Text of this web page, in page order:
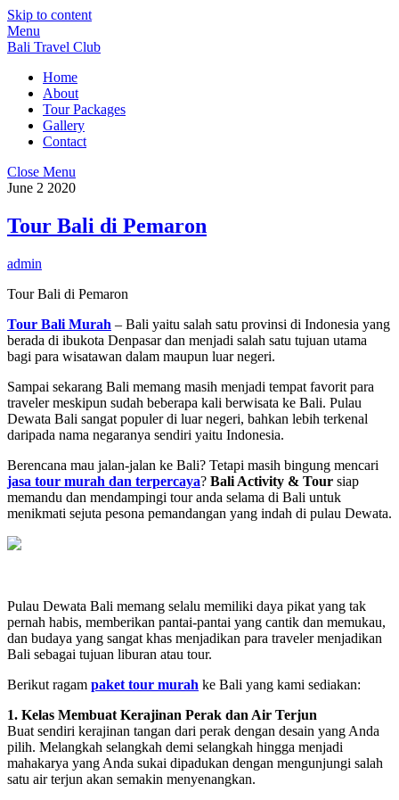
Skip to content
Menu
Bali Travel Club
Home
About
Tour Packages
Gallery
Contact
Close Menu
June 2 2020
Tour Bali di Pemaron
admin
Tour Bali di Pemaron
Tour Bali Murah – Bali yaitu salah satu provinsi di Indonesia yang
berada di ibukota Denpasar dan menjadi salah satu tujuan utama
bagi para wisatawan dalam maupun luar negeri.
Sampai sekarang Bali memang masih menjadi tempat favorit para
traveler meskipun sudah beberapa kali berwisata ke Bali. Pulau
Dewata Bali sangat populer di luar negeri, bahkan lebih terkenal
daripada nama negaranya sendiri yaitu Indonesia.
Berencana mau jalan-jalan ke Bali? Tetapi masih bingung mencari
jasa tour murah dan terpercaya? Bali Activity & Tour siap
memandu dan mendampingi tour anda selama di Bali untuk
menikmati sejuta pesona pemandangan yang indah di pulau Dewata.
Pulau Dewata Bali memang selalu memiliki daya pikat yang tak
pernah habis, memberikan pantai-pantai yang cantik dan memukau,
dan budaya yang sangat khas menjadikan para traveler menjadikan
Bali sebagai tujuan liburan atau tour.
Berikut ragam paket tour murah ke Bali yang kami sediakan:
1. Kelas Membuat Kerajinan Perak dan Air Terjun
Buat sendiri kerajinan tangan dari perak dengan desain yang Anda
pilih. Melangkah selangkah demi selangkah hingga menjadi
mahakarya yang Anda sukai dipadukan dengan mengunjungi salah
satu air terjun akan semakin menyenangkan.